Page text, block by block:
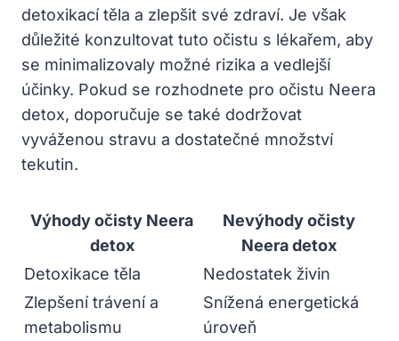
detoxikací těla a zlepšit své zdraví. Je však
důležité konzultovat tuto očistu s lékařem, aby
se minimalizovaly možné rizika a vedlejší
účinky. Pokud se rozhodnete pro očistu Neera
detox, doporučuje se také dodržovat
vyváženou stravu a dostatečné množství
tekutin.
Výhody očisty Neera
detox
Nevýhody očisty
Neera detox
Detoxikace těla
Nedostatek živin
Zlepšení trávení a
metabolismu
Snížená energetická
úroveň